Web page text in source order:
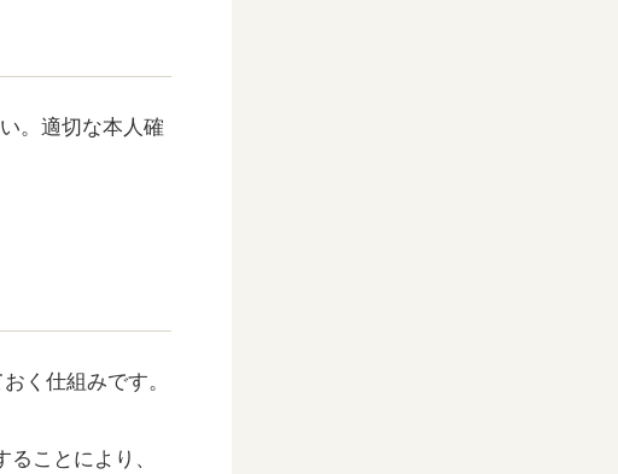
。適切な本人確
く仕組みです。
ことにより、